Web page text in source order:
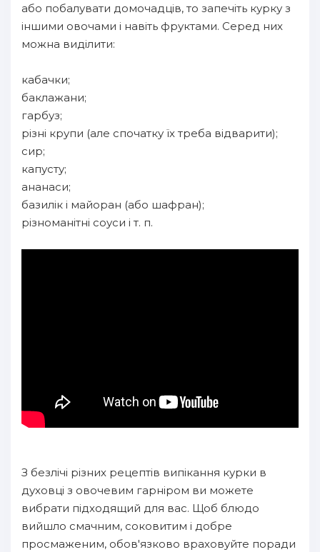
або побалувати домочадців, то запечіть курку з
іншими овочами і навіть фруктами. Серед них
можна виділити:
кабачки;
баклажани;
гарбуз;
різні крупи (але спочатку їх треба відварити);
сир;
капусту;
ананаси;
базилік і майоран (або шафран);
різноманітні соуси і т. п.
З безлічі різних рецептів випікання курки в
духовці з овочевим гарніром ви можете
вибрати підходящий для вас. Щоб блюдо
вийшло смачним, соковитим і добре
просмаженим, обов'язково враховуйте поради